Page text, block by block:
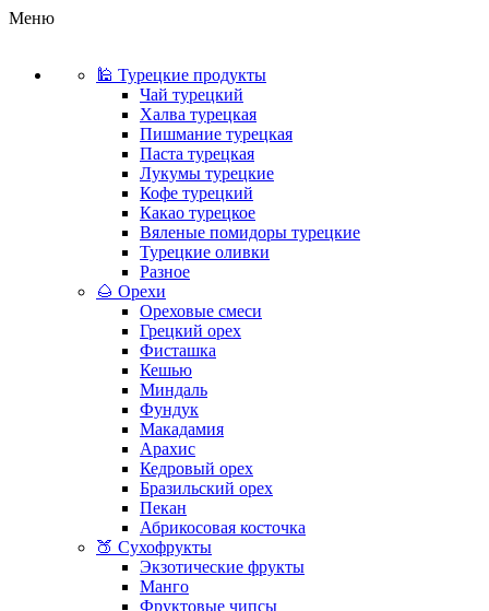
Меню
🕌 Турецкие продукты
Чай турецкий
Халва турецкая
Пишмание турецкая
Паста турецкая
Лукумы турецкие
Кофе турецкий
Какао турецкое
Вяленые помидоры турецкие
Турецкие оливки
Разное
🌰 Орехи
Ореховые смеси
Грецкий орех
Фисташка
Кешью
Миндаль
Фундук
Макадамия
Арахис
Кедровый орех
Бразильский орех
Пекан
Абрикосовая косточка
🍑 Сухофрукты
Экзотические фрукты
Манго
Фруктовые чипсы